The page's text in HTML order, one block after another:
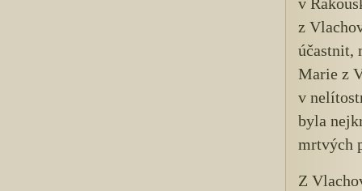
v
z
účastnit,
Marie z
v
byla
mrtvých
Z